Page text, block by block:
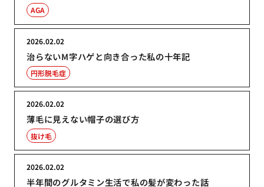
AGA
治らないM字ハゲと向き合った私の十年記
2026.02.02
円形脱毛症
薄毛に見えない帽子の選び方
2026.02.02
抜け毛
半年間のグルタミン生活で私の髪が変わった話
2026.02.02